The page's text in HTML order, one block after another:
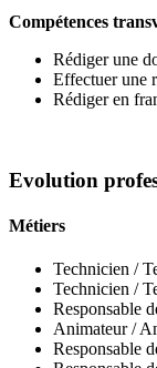
Compétences
Rédiger une
Effectuer une
Rédiger en
Evolution
Métiers
Technicien /
Technicien /
Responsable
Animateur /
Responsable